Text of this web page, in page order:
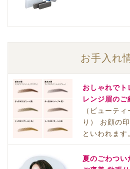
お手入れ
おしゃれでト
レンジ眉のご
（ビューテ
り） お顔の
といわれます
夏のごわつい